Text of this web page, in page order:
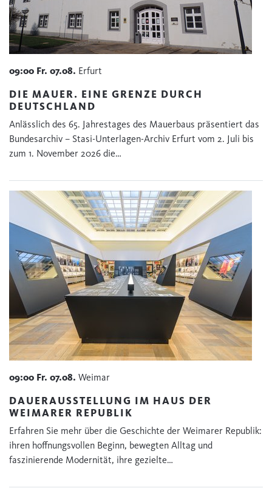
09:00 Fr. 07.08. Erfurt
DIE MAUER. EINE GRENZE DURCH
DEUTSCHLAND
Anlässlich des 65. Jahrestages des Mauerbaus präsentiert das
Bundesarchiv – Stasi-Unterlagen-Archiv Erfurt vom 2. Juli bis
zum 1. November 2026 die…
09:00 Fr. 07.08. Weimar
DAUERAUSSTELLUNG IM HAUS DER
WEIMARER REPUBLIK
Erfahren Sie mehr über die Geschichte der Weimarer Republik:
ihren hoffnungsvollen Beginn, bewegten Alltag und
faszinierende Modernität, ihre gezielte…